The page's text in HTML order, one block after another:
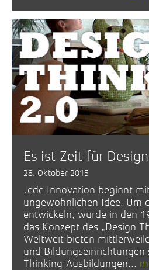
Es ist Zeit für
28. Oktober 2015
Jede Innovation beginnt
ungewöhnlichen Idee. Um
entwickeln, wurde in den
das Konzept des „Design
Weltweit bieten
und Bildungseinrichtungen
Thinking-Ausbildungen...